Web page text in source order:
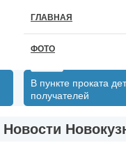
ГЛАВНАЯ
ФОТО
В пункте проката
получателей
Новости